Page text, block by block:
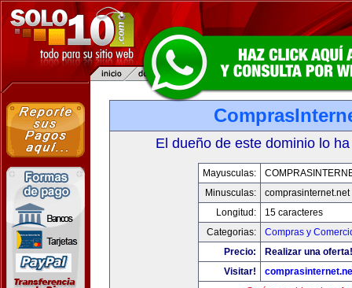
El dueño de este dominio lo
Mayusculas:
Minusculas:
comprasinternet.net
Longitud:
15 caracteres
Categorias:
Compras y
Precio:
Realizar una oferta!
Visitar!